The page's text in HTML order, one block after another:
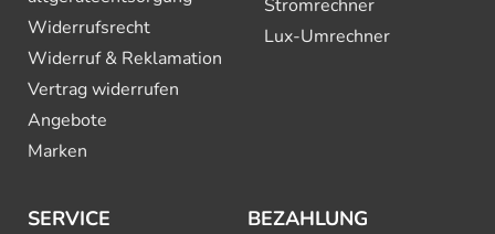
Widerrufsrecht
Widerruf & Reklamation
Vertrag widerrufen
Angebote
Marken
Stromrechner
Lux-Umrechner
SERVICE BEZAHLUNG